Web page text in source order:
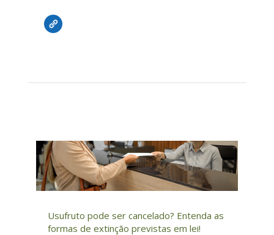
Usufruto pode ser cancelado? Entenda as
formas de extinção previstas em lei!